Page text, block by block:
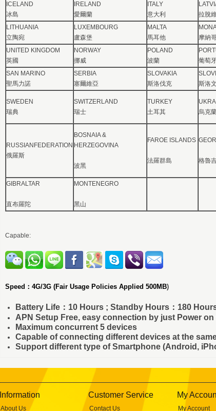
ICELAND
冰島
IRELAND
愛爾蘭
ITALY
意大利
拉脫
LITHUANIA
立陶宛
LUXEMBOURG
盧森堡
MALTA
馬耳他
摩納
UNITED KINGDOM
英國
NORWAY
挪威
POLAND
波蘭
葡萄
SAN MARINO
聖馬力諾
SERBIA
塞爾維亞
SLOVAKIA
斯洛伐克
斯洛
SWEDEN
瑞典
SWITZERLAND
瑞士
TURKEY
土耳其
烏克
RUSSIANFEDERATION
俄羅斯
BOSNAIA &
HERZEGOVINA
波黑
FAROE ISLANDS
法羅群島 格魯
GIBRALTAR
直布羅陀
MONTENEGRO
黑山
Capable:
Speed：4G/3G (Fair Usage Policies Applied 500MB)
Battery Life：10 Hours ; Standby Hours：180
APN Setup Free, easy connection by just Power
Maximum concurrent 5 devices
Capable of connecting different devices at the
Support different type of Smartphone (Android,
Information
About Us
Customer Service
Contact Us
My
My Account